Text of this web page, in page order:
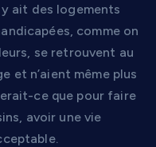
y ait des logements
comme on
se retrouvent au
et n’aient même plus
ce que pour faire
avoir une vie